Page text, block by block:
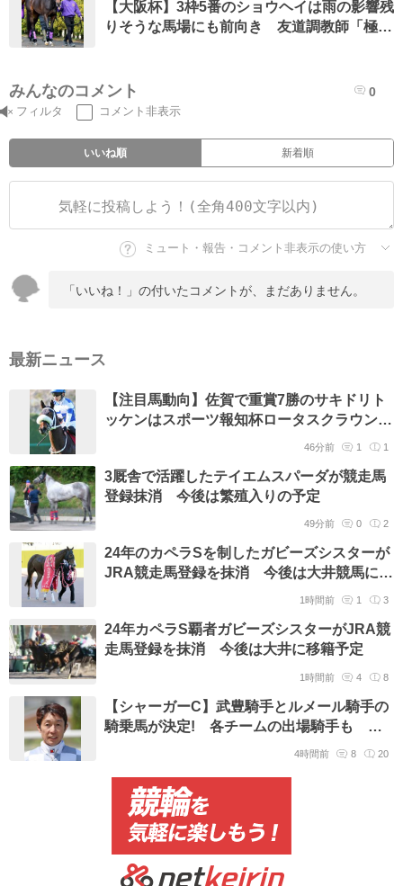
【大阪杯】3枠5番のショウヘイは雨の影響残
りそうな馬場にも前向き 友道調教師「極端
みんなのコメント 0
フィルタ コメント非表示
いいね順 新着順
ミュート・報告・コメント非表示の使い方
「いいね！」の付いたコメントが、まだありません。
最新ニュース
【注目馬動向】佐賀で重賞7勝のサキドリト
ッケンはスポーツ報知杯ロータスクラウン賞
が秋の最大目標 2冠奪取を目指す
46分前 1 1
3厩舎で活躍したテイエムスパーダが競走馬
登録抹消 今後は繁殖入りの予定
49分前 0 2
24年のカペラSを制したガビーズシスターが
JRA競走馬登録を抹消 今後は大井競馬に移
1時間前 1 3
24年カペラS覇者ガビーズシスターがJRA競
走馬登録を抹消 今後は大井に移籍予定
1時間前 4 8
【シャーガーC】武豊騎手とルメール騎手の
騎乗馬が決定! 各チームの出場騎手も
4時間前 8 20